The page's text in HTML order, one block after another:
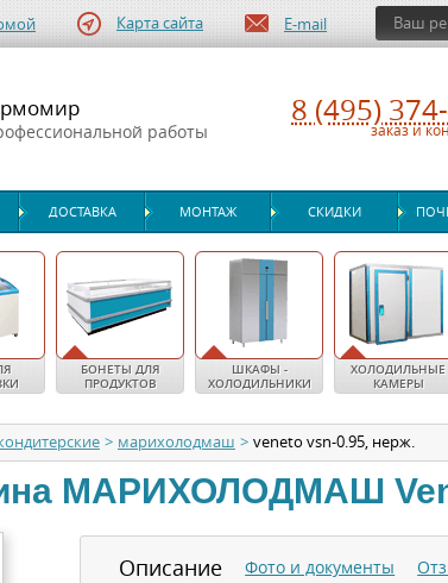
Карта сайта E-mail Ваш
работы
8 (495)
заказ и
ДОСТАВКА МОНТАЖ СКИДКИ
БОНЕТЫ ДЛЯ
ПРОДУКТОВ
ШКАФЫ -
ХОЛОДИЛЬНИКИ
ХОЛОДИЛЬНЫЕ
КАМЕРЫ
> марихолодмаш > veneto vsn-0.95, нерж.
МАРИХОЛОДМАШ
Описание Фото и документы